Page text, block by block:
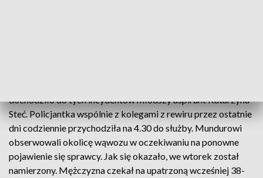
dochodziło do tych incydentów młodszy aspirant Katarzyna
Steć. Policjantka wspólnie z kolegami z rewiru przez ostatnie
dni codziennie przychodziła na 4.30 do służby. Mundurowi
obserwowali okolicę wąwozu w oczekiwaniu na ponowne
pojawienie się sprawcy. Jak się okazało, we wtorek został
namierzony. Mężczyzna czekał na upatrzoną wcześniej 38-